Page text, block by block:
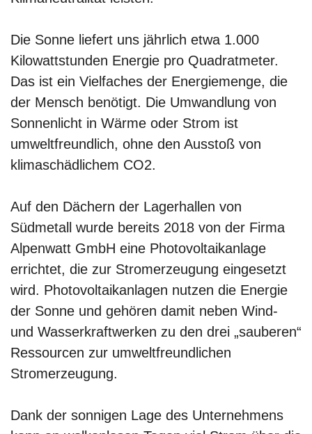
Die Sonne liefert uns jährlich etwa 1.000
Kilowattstunden Energie pro Quadratmeter.
Das ist ein Vielfaches der Energiemenge, die
der Mensch benötigt. Die Umwandlung von
Sonnenlicht in Wärme oder Strom ist
umweltfreundlich, ohne den Ausstoß von
klimaschädlichem CO2.
Auf den Dächern der Lagerhallen von
Südmetall wurde bereits 2018 von der Firma
Alpenwatt GmbH eine Photovoltaikanlage
errichtet, die zur Stromerzeugung eingesetzt
wird. Photovoltaikanlagen nutzen die Energie
der Sonne und gehören damit neben Wind-
und Wasserkraftwerken zu den drei „sauberen“
Ressourcen zur umweltfreundlichen
Stromerzeugung.
Dank der sonnigen Lage des Unternehmens